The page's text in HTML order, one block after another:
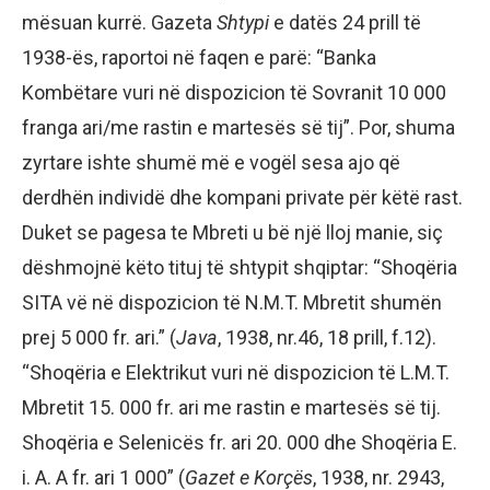
mësuan kurrë. Gazeta Shtypie datës 24 prill të
1938-ës, raportoi në faqen e parë: “Banka
Kombëtare vuri në dispozicion të Sovranit 10 000
franga ari/me rastin e martesës së tij”. Por, shuma
zyrtare ishte shumë më e vogël sesa ajo që
derdhën individë dhe kompani private për këtë rast.
Duket se pagesa te Mbreti u bë një lloj manie, siç
dëshmojnë këto tituj të shtypit shqiptar: “Shoqëria
SITA vë në dispozicion të N.M.T. Mbretit shumën
prej 5 000 fr. ari.” (Java, 1938, nr.46, 18 prill, f.12).
“Shoqëria e Elektrikut vuri në dispozicion të L.M.T.
Mbretit 15. 000 fr. ari me rastin e martesës së tij.
Shoqëria e Selenicës fr. ari 20. 000 dhe Shoqëria E.
i. A. A fr. ari 1 000” (Gazet e Korçës, 1938, nr. 2943,